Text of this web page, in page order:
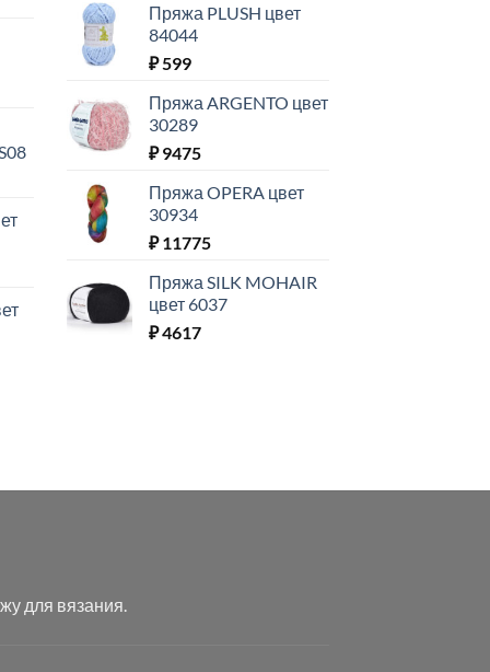
Пряжа PLUSH цвет
84044
₽599
Пряжа ARGENTO цвет
30289
₽9475
Пряжа OPERA цвет
30934
₽11775
Пряжа SILK MOHAIR
цвет 6037
₽4617
для вязания.